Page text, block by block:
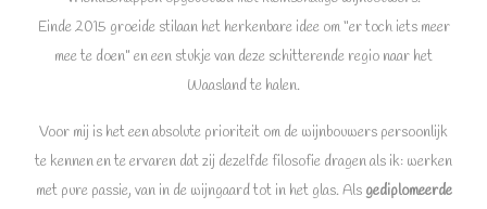
Einde 2015 groeide stilaan het herkenbare idee om “er toch iets meer
mee te doen” en een stukje van deze schitterende regio naar het
Waasland te halen.
Voor mij is het een absolute prioriteit om de wijnbouwers persoonlijk
te kennen en te ervaren dat zij dezelfde filosofie dragen als ik: werken
met pure passie, van in de wijngaard tot in het glas. Als gediplomeerde